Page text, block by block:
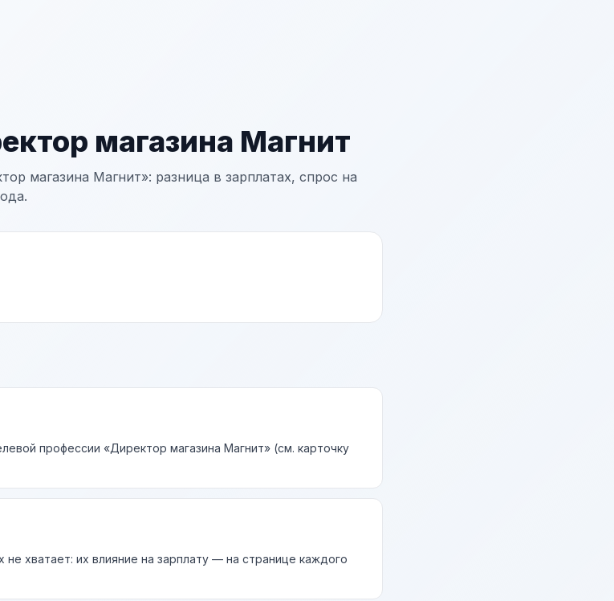
магазина Магнит
магазина Магнит»: разница в зарплатах, спрос на
профессии «Директор магазина Магнит» (см. карточку
хватает: их влияние на зарплату — на странице каждого